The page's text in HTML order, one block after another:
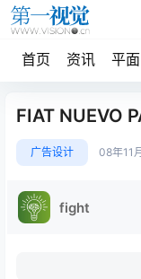
首页 资讯 平面
FIAT NUEVO
广告设计 08年11
fight